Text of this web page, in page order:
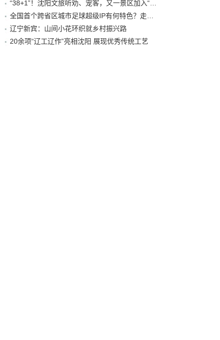
辽宁新宾：山间小花环织就乡村振兴路
20余项“辽工辽作”亮相沈阳 展现优秀传统工艺